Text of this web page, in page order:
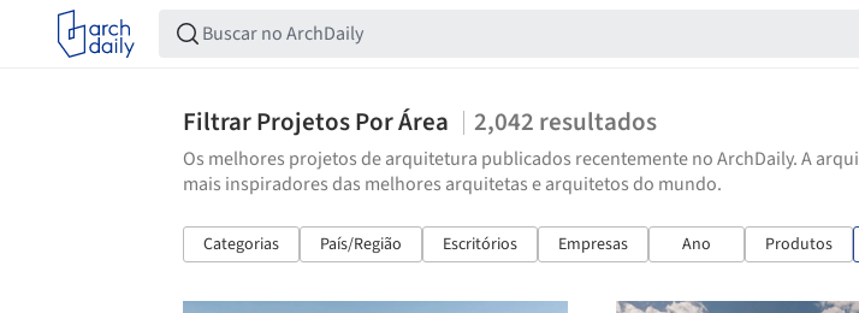
Filtrar Projetos Por Área 2,042 resultados
Os melhores projetos de arquitetura publicados recentemente no ArchDaily. A
mais inspiradores das melhores arquitetas e arquitetos do mundo.
Categorias País/Região Escritórios Empresas Ano Produtos